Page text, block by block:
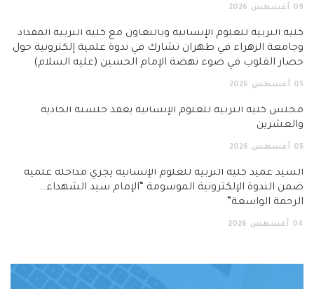
09 أغسطس 2026
كلية التربية للعلوم الإنسانية وبالتعاون مع كلية التربية المقداد
وجامعة الزهراء في طهران تشارك في ندوة علمية إلكترونية حول
حصار القلوب في ضوء نهضة الإمام الحسين (عليه السلام)
05 أغسطس 2026
مجلس كلية التربية للعلوم الإنسانية يعقد جلسته الحادية
والعشرين
05 أغسطس 2026
السيد عميد كلية التربية للعلوم الإنسانية يجري مداخلة علمية
ضمن الندوة الإلكترونية الموسومة “الإمام سيد الشهداء…
الرحمة الواسعة”
04 أغسطس 2026